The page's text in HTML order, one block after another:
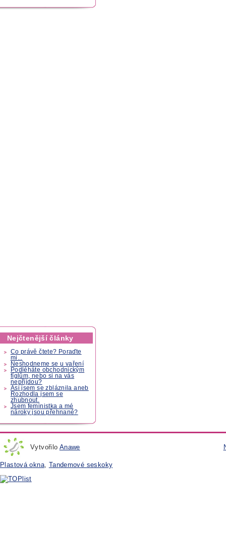
Nejčtenější články
Co právě čtete? Poraďte
mi...
Neshodneme se u vaření
Podléháte obchodnickým
fíglům, nebo si na vás
nepřijdou?
Asi jsem se zbláznila aneb
Rozhodla jsem se
zhubnout.
Jsem feministka a mé
nároky jsou přehnané?
Vytvořilo Anawe
Plastová okna, Tandemové seskoky